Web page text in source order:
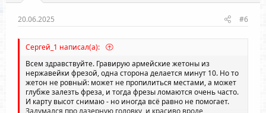
20.06.2025 #6
Сергей_1 написал(а):
Всем здравствуйте. Гравирую армейские жетоны из
нержавейки фрезой, одна сторона делается минут 10. Но то
жетон не ровный: может не пропилиться местами, а может
глубже залезть фреза, и тогда фрезы ломаются очень часто.
И карту высот снимаю - но иногда всё равно не помогает.